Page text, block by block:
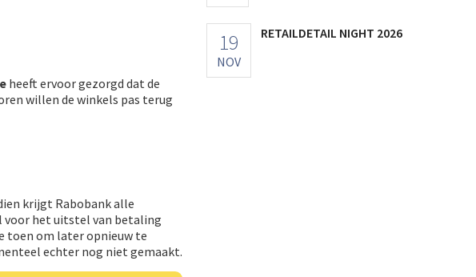
heeft ervoor gezorgd dat de
willen de winkels pas terug
krijgt Rabobank alle
voor het uitstel van betaling
toen om later opnieuw te
echter nog niet gemaakt.
19
NOV
RETAILDETAIL NIGHT 2026